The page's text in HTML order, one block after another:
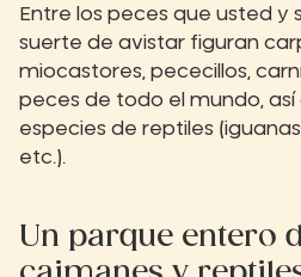
Entre los peces que usted y
suerte de avistar figuran
miocastores, pececillos,
peces de todo el mundo,
especies de reptiles
etc.).
Un parque entero